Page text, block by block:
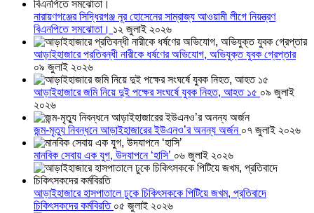
নারায়ণগঞ্জের সিদ্ধিরগঞ্জ নূর হোসেনের সাম্রাজ্য আওয়ামী লীগে নিয়ন্ত্রণ
বিএনপিতে সমঝোতা। ১২ জুলাই ২০২৬
আড়াইহাজারে প্রতিবন্ধী নারীকে ধর্ষণের অভিযোগ, অভিযুক্ত যুবক গ্রেপ্তার
০৯ জুলাই ২০২৬
আড়াইহাজারে জমি নিয়ে দুই পক্ষের সংঘর্ষে যুবক নিহত, আহত ১৫ ০৯ জুলাই
২০২৬
জন্ম-মৃত্যু নিবন্ধনে আড়াইহাজারের ইউএনও’র অনন্য অর্জন ০৭ জুলাই ২০২৬
মানবিক সেবায় এক যুগ, উদযাপনে ‘হাসি’ ০৬ জুলাই ২০২৬
আড়াইহাজারে হাসপাতালে ঢুকে চিকিৎসককে পিটিয়ে জখম, প্রতিবাদে
চিকিৎসকদের কর্মবিরতি ০৫ জুলাই ২০২৬